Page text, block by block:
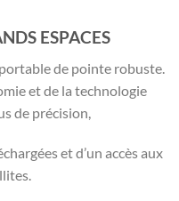
ESPACES
de pointe robuste.
et de la technologie
de précision,
et d’un accès aux